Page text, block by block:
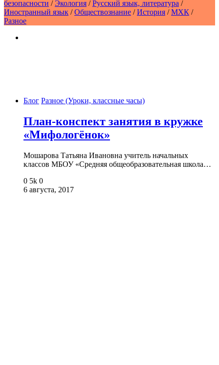
безопасности /Экология /Русский язык, литература /
Иностранный язык /Обществознание /История /МХК /
Разное
Блог Разное (Уроки, классные часы)
План-конспект занятия в кружке
«Мифологёнок»
Мошарова Татьяна Ивановна учитель начальных
классов МБОУ «Средняя общеобразовательная школа…
0 5k 0
6 августа, 2017